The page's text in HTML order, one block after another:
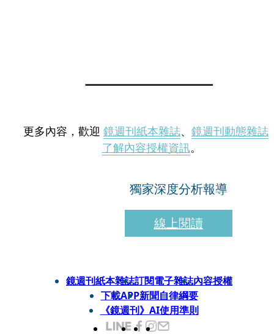
更多內容，歡迎 鏡週刊紙本雜誌、 鏡週刊動態雜誌
了解內容授權資訊。
獨家深度分析報導
線上閱讀
鏡週刊紙本雜誌訂閱電子雜誌內容授權
下載APP新聞自律綱要
《鏡週刊》AI使用準則